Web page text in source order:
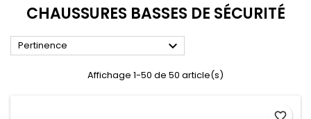
CHAUSSURES BASSES DE SÉCURITÉ
Pertinence 
Affichage 1-50 de 50 article(s)
favorite_border